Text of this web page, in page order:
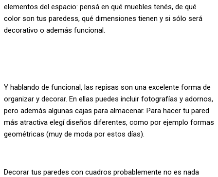
elementos del espacio: pensá en qué muebles tenés, de qué
color son tus paredess, qué dimensiones tienen y si sólo será
decorativo o además funcional.
Y hablando de funcional, las repisas son una excelente forma de
organizar y decorar. En ellas puedes incluir fotografías y adornos,
pero además algunas cajas para almacenar. Para hacer tu pared
más atractiva elegí diseños diferentes, como por ejemplo formas
geométricas (muy de moda por estos días).
Decorar tus paredes con cuadros probablemente no es nada